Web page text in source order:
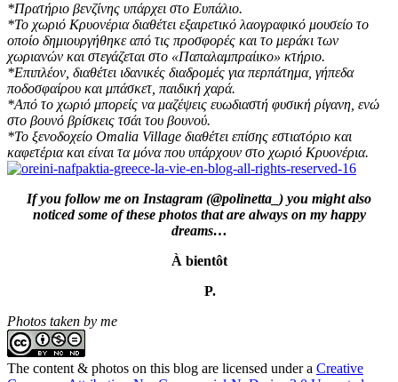
*Πρατήριο βενζίνης υπάρχει στο Ευπάλιο.
*Το χωριό Κρυονέρια διαθέτει εξαιρετικό λαογραφικό μουσείο το
οποίο δημιουργήθηκε από τις προσφορές και το μεράκι των
χωριανών και στεγάζεται στο «Παπαλαμπραίικο» κτήριο.
*Επιπλέον, διαθέτει ιδανικές διαδρομές για περπάτημα, γήπεδα
ποδοσφαίρου και μπάσκετ, παιδική χαρά.
*Από το χωριό μπορείς να μαζέψεις ευωδιαστή φυσική ρίγανη, ενώ
στο βουνό βρίσκεις τσάι του βουνού.
*Το ξενοδοχείο Omalia Village διαθέτει επίσης εστιατόριο και
καφετέρια και είναι τα μόνα που υπάρχουν στο χωριό Κρυονέρια.
If you follow me on Instagram (@polinetta_) you might also
noticed some of these photos that are always on my happy
dreams…
À bientôt
P.
Photos taken by me
The content & photos on this blog are licensed under a Creative